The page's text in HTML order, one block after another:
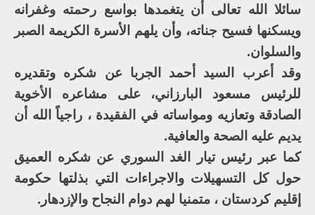
سائلا الله تعالى أن يتغمدها بواسع رحمته وغفرانه
ويسكنها فسيح جناته، وأن يلهم الأسرة الكريمة الصبر
والسلوان.
وقد أعرب السيد أحمد الجربا عن شكره وتقديره
للرئيس مسعود البارزاني، على مشاعره الأخوية
الصادقة وتعازيه ومواساته في الفقيدة ، راجياً الله أن
يديم عليه الصحة والعافية.
كما عبر رئيس تيار الغد السوري عن شكره العميق
حول كل التسهيلات والاجراءات التي بذلتها حكومة
إقليم كردستان ، متمنيا لهم دوام النجاح والإزدهار.